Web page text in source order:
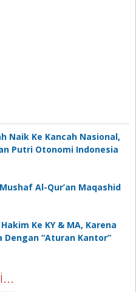
Naik Ke Kancah Nasional,
Putri Otonomi Indonesia
Al-Qur’an Maqashid
Ke KY & MA, Karena
Dengan “Aturan Kantor”